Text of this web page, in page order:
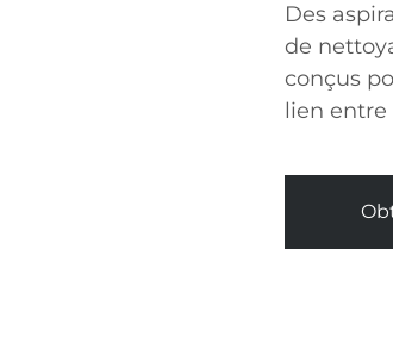
Des
de
conçus
lien entre